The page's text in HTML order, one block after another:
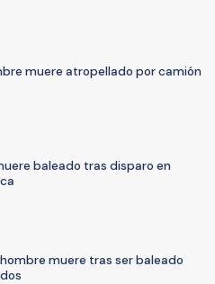
muere atropellado por camión
baleado tras disparo en
muere tras ser baleado